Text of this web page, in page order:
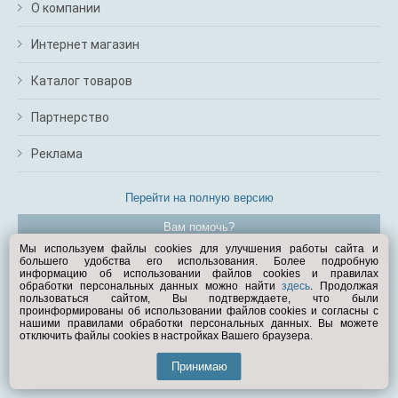
О компании
Интернет магазин
Каталог товаров
Партнерство
Реклама
Перейти на полную версию
Вам помочь?
© Exist.ru 1998—2026
Мы используем файлы cookies для улучшения работы сайта и
большего удобства его использования. Более подробную
информацию об использовании файлов cookies и правилах
обработки персональных данных можно найтиздесь. Продолжая
пользоваться сайтом, Вы подтверждаете, что были
проинформированы об использовании файлов cookies и согласны с
нашими правилами обработки персональных данных. Вы можете
отключить файлы cookies в настройках Вашего браузера.
Принимаю